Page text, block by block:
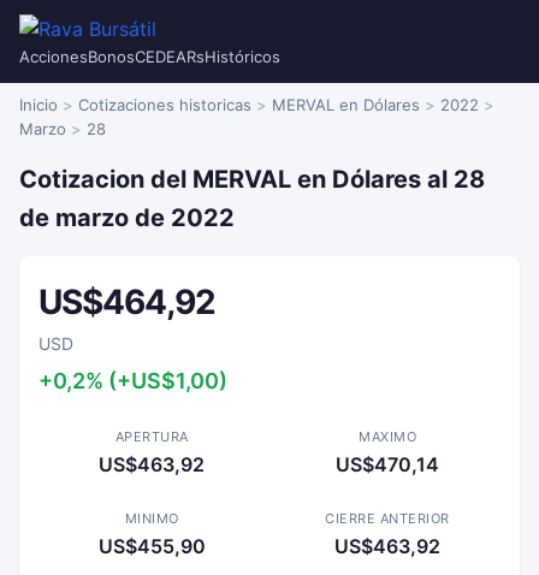
AccionesBonosCEDEARsHistóricos
Inicio Cotizaciones historicas MERVAL en Dólares
2022
Marzo
28
Cotizacion del MERVAL en Dólares al 28
de marzo de 2022
US$464,92
USD
+0,2% (+US$1,00)
APERTURA
US$463,92
MAXIMO
US$470,14
MINIMO
US$455,90
CIERRE ANTERIOR
US$463,92